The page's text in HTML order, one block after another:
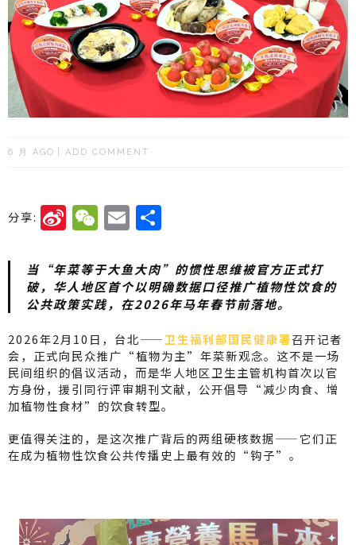
6 月 AGO ADD COMMENT
分享: Si
n
a
W
ei
b
o
W
e
C
h
a
t
E
m
ai
l
当“年菜等于大鱼大肉”的惯性思维被官方正式打
破，华人地区首个以明确数据口径推广植物性饮食的
公共政策实践，在2026年马年春节前落地。
2026年2月10日，台北——卫生福利部国民健康署召开记者
会，正式向民众推广“植物为主”年菜新观念。这不是一场
民间组织的倡议活动，而是华人地区卫生主管机构首次以官
方身份，援引同行评审期刊文献，公开倡导“减少肉食、增
加植物性食材”的饮食转型。
更值得关注的，是这次推广背后的两组硬核数据——它们正
在成为植物性饮食公共传播史上最有效的“钩子”。